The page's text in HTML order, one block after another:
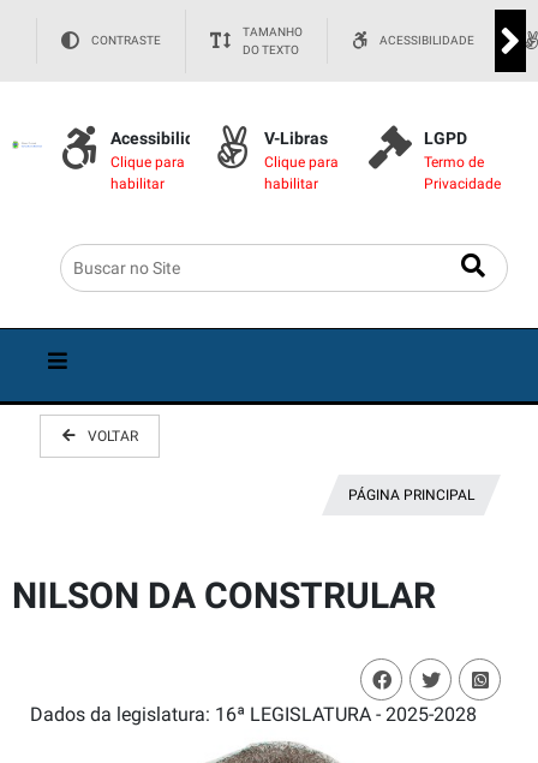
CONTRASTE
TAMANHO
DO TEXTO
ACESSIBILIDADE
Acessibilidade
Clique para
habilitar
V-Libras
Clique para
habilitar
LGPD
Termo de
Privacidade
VOLTAR
PÁGINA PRINCIPAL
NILSON DA CONSTRULAR
Dados da legislatura: 16ª LEGISLATURA - 2025-2028